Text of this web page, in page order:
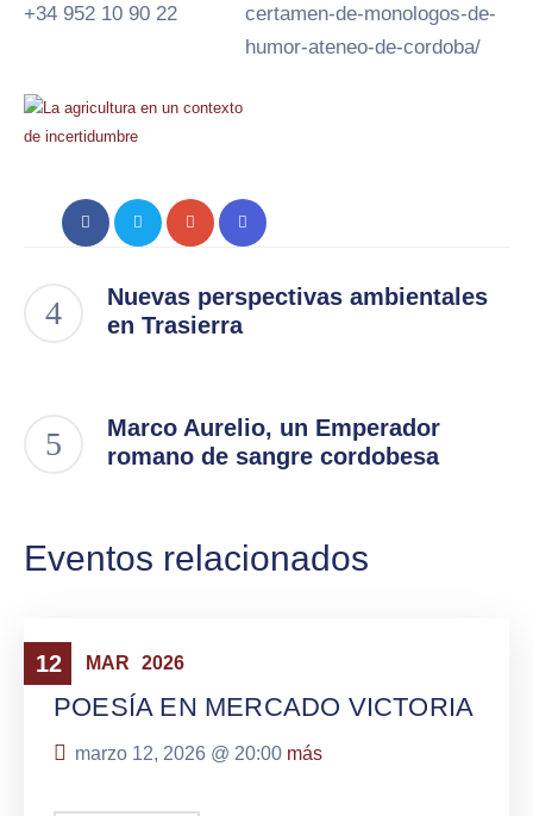
+34 952 10 90 22
certamen-de-monologos-de-
humor-ateneo-de-cordoba/
Nuevas perspectivas ambientales
en Trasierra
Marco Aurelio, un Emperador
romano de sangre cordobesa
Eventos relacionados
12 MAR 2026
eventos
POESÍA EN MERCADO VICTORIA
marzo 12, 2026 @ 20:00 más